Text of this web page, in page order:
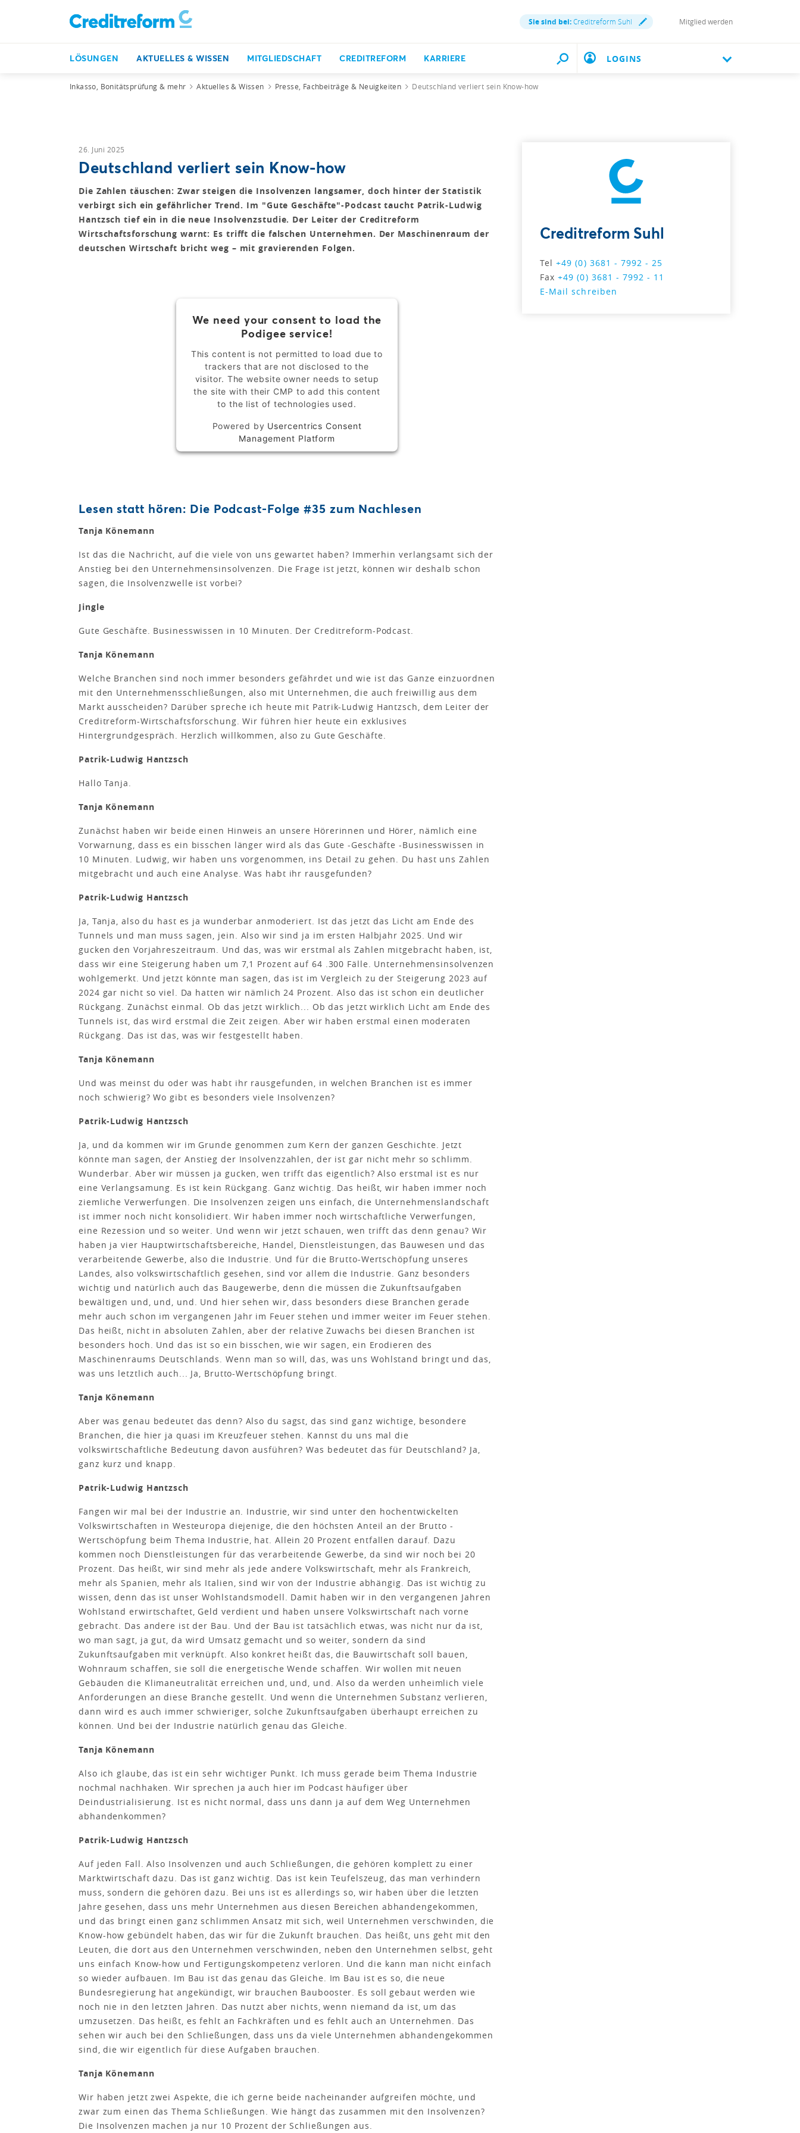
Sie sind bei:Creditreform Suhl Mitglied werden
LÖSUNGEN AKTUELLES & WISSEN MITGLIEDSCHAFT CREDITREFORM KARRIERE LOGINS
Inkasso, Bonitätsprüfung & mehr Aktuelles & Wissen Presse, Fachbeiträge & Neuigkeiten Deutschland verliert sein Know-how
26. Juni 2025
Deutschland verliert sein Know-how
Die Zahlen täuschen: Zwar steigen die Insolvenzen langsamer, doch hinter der Statistik
verbirgt sich ein gefährlicher Trend. Im "Gute Geschäfte"-Podcast taucht Patrik-Ludwig
Hantzsch tief ein in die neue Insolvenzstudie. Der Leiter der Creditreform
Wirtschaftsforschung warnt: Es trifft die falschen Unternehmen. Der Maschinenraum der
deutschen Wirtschaft bricht weg – mit gravierenden Folgen.
We need your consent to load the
Podigee service!
This content is not permitted to load due to
trackers that are not disclosed to the
visitor. The website owner needs to setup
the site with their CMP to add this content
to the list of technologies used.
Powered by Usercentrics Consent
Management Platform
Lesen statt hören: Die Podcast-Folge #35 zum Nachlesen
Tanja Könemann
Ist das die Nachricht, auf die viele von uns gewartet haben? Immerhin verlangsamt sich der
Anstieg bei den Unternehmensinsolvenzen. Die Frage ist jetzt, können wir deshalb schon
sagen, die Insolvenzwelle ist vorbei?
Jingle
Gute Geschäfte. Businesswissen in 10 Minuten. Der Creditreform-Podcast.
Tanja Könemann
Welche Branchen sind noch immer besonders gefährdet und wie ist das Ganze einzuordnen
mit den Unternehmensschließungen, also mit Unternehmen, die auch freiwillig aus dem
Markt ausscheiden? Darüber spreche ich heute mit Patrik-Ludwig Hantzsch, dem Leiter der
Creditreform-Wirtschaftsforschung. Wir führen hier heute ein exklusives
Hintergrundgespräch. Herzlich willkommen, also zu Gute Geschäfte.
Patrik-Ludwig Hantzsch
Hallo Tanja.
Tanja Könemann
Zunächst haben wir beide einen Hinweis an unsere Hörerinnen und Hörer, nämlich eine
Vorwarnung, dass es ein bisschen länger wird als das Gute -Geschäfte -Businesswissen in
10 Minuten. Ludwig, wir haben uns vorgenommen, ins Detail zu gehen. Du hast uns Zahlen
mitgebracht und auch eine Analyse. Was habt ihr rausgefunden?
Patrik-Ludwig Hantzsch
Ja, Tanja, also du hast es ja wunderbar anmoderiert. Ist das jetzt das Licht am Ende des
Tunnels und man muss sagen, jein. Also wir sind ja im ersten Halbjahr 2025. Und wir
gucken den Vorjahreszeitraum. Und das, was wir erstmal als Zahlen mitgebracht haben, ist,
dass wir eine Steigerung haben um 7,1 Prozent auf 64 .300 Fälle. Unternehmensinsolvenzen
wohlgemerkt. Und jetzt könnte man sagen, das ist im Vergleich zu der Steigerung 2023 auf
2024 gar nicht so viel. Da hatten wir nämlich 24 Prozent. Also das ist schon ein deutlicher
Rückgang. Zunächst einmal. Ob das jetzt wirklich... Ob das jetzt wirklich Licht am Ende des
Tunnels ist, das wird erstmal die Zeit zeigen. Aber wir haben erstmal einen moderaten
Rückgang. Das ist das, was wir festgestellt haben.
Tanja Könemann
Und was meinst du oder was habt ihr rausgefunden, in welchen Branchen ist es immer
noch schwierig? Wo gibt es besonders viele Insolvenzen?
Patrik-Ludwig Hantzsch
Ja, und da kommen wir im Grunde genommen zum Kern der ganzen Geschichte. Jetzt
könnte man sagen, der Anstieg der Insolvenzzahlen, der ist gar nicht mehr so schlimm.
Wunderbar. Aber wir müssen ja gucken, wen trifft das eigentlich? Also erstmal ist es nur
eine Verlangsamung. Es ist kein Rückgang. Ganz wichtig. Das heißt, wir haben immer noch
ziemliche Verwerfungen. Die Insolvenzen zeigen uns einfach, die Unternehmenslandschaft
ist immer noch nicht konsolidiert. Wir haben immer noch wirtschaftliche Verwerfungen,
eine Rezession und so weiter. Und wenn wir jetzt schauen, wen trifft das denn genau? Wir
haben ja vier Hauptwirtschaftsbereiche, Handel, Dienstleistungen, das Bauwesen und das
verarbeitende Gewerbe, also die Industrie. Und für die Brutto-Wertschöpfung unseres
Landes, also volkswirtschaftlich gesehen, sind vor allem die Industrie. Ganz besonders
wichtig und natürlich auch das Baugewerbe, denn die müssen die Zukunftsaufgaben
bewältigen und, und, und. Und hier sehen wir, dass besonders diese Branchen gerade
mehr auch schon im vergangenen Jahr im Feuer stehen und immer weiter im Feuer stehen.
Das heißt, nicht in absoluten Zahlen, aber der relative Zuwachs bei diesen Branchen ist
besonders hoch. Und das ist so ein bisschen, wie wir sagen, ein Erodieren des
Maschinenraums Deutschlands. Wenn man so will, das, was uns Wohlstand bringt und das,
was uns letztlich auch... Ja, Brutto-Wertschöpfung bringt.
Tanja Könemann
Aber was genau bedeutet das denn? Also du sagst, das sind ganz wichtige, besondere
Branchen, die hier ja quasi im Kreuzfeuer stehen. Kannst du uns mal die
volkswirtschaftliche Bedeutung davon ausführen? Was bedeutet das für Deutschland? Ja,
ganz kurz und knapp.
Patrik-Ludwig Hantzsch
Fangen wir mal bei der Industrie an. Industrie, wir sind unter den hochentwickelten
Volkswirtschaften in Westeuropa diejenige, die den höchsten Anteil an der Brutto -
Wertschöpfung beim Thema Industrie, hat. Allein 20 Prozent entfallen darauf. Dazu
kommen noch Dienstleistungen für das verarbeitende Gewerbe, da sind wir noch bei 20
Prozent. Das heißt, wir sind mehr als jede andere Volkswirtschaft, mehr als Frankreich,
mehr als Spanien, mehr als Italien, sind wir von der Industrie abhängig. Das ist wichtig zu
wissen, denn das ist unser Wohlstandsmodell. Damit haben wir in den vergangenen Jahren
Wohlstand erwirtschaftet, Geld verdient und haben unsere Volkswirtschaft nach vorne
gebracht. Das andere ist der Bau. Und der Bau ist tatsächlich etwas, was nicht nur da ist,
wo man sagt, ja gut, da wird Umsatz gemacht und so weiter, sondern da sind
Zukunftsaufgaben mit verknüpft. Also konkret heißt das, die Bauwirtschaft soll bauen,
Wohnraum schaffen, sie soll die energetische Wende schaffen. Wir wollen mit neuen
Gebäuden die Klimaneutralität erreichen und, und, und. Also da werden unheimlich viele
Anforderungen an diese Branche gestellt. Und wenn die Unternehmen Substanz verlieren,
dann wird es auch immer schwieriger, solche Zukunftsaufgaben überhaupt erreichen zu
können. Und bei der Industrie natürlich genau das Gleiche.
Tanja Könemann
Also ich glaube, das ist ein sehr wichtiger Punkt. Ich muss gerade beim Thema Industrie
nochmal nachhaken. Wir sprechen ja auch hier im Podcast häufiger über
Deindustrialisierung. Ist es nicht normal, dass uns dann ja auf dem Weg Unternehmen
abhandenkommen?
Patrik-Ludwig Hantzsch
Auf jeden Fall. Also Insolvenzen und auch Schließungen, die gehören komplett zu einer
Marktwirtschaft dazu. Das ist ganz wichtig. Das ist kein Teufelszeug, das man verhindern
muss, sondern die gehören dazu. Bei uns ist es allerdings so, wir haben über die letzten
Jahre gesehen, dass uns mehr Unternehmen aus diesen Bereichen abhandengekommen,
und das bringt einen ganz schlimmen Ansatz mit sich, weil Unternehmen verschwinden, die
Know-how gebündelt haben, das wir für die Zukunft brauchen. Das heißt, uns geht mit den
Leuten, die dort aus den Unternehmen verschwinden, neben den Unternehmen selbst, geht
uns einfach Know-how und Fertigungskompetenz verloren. Und die kann man nicht einfach
so wieder aufbauen. Im Bau ist das genau das Gleiche. Im Bau ist es so, die neue
Bundesregierung hat angekündigt, wir brauchen Baubooster. Es soll gebaut werden wie
noch nie in den letzten Jahren. Das nutzt aber nichts, wenn niemand da ist, um das
umzusetzen. Das heißt, es fehlt an Fachkräften und es fehlt auch an Unternehmen. Das
sehen wir auch bei den Schließungen, dass uns da viele Unternehmen abhandengekommen
sind, die wir eigentlich für diese Aufgaben brauchen.
Tanja Könemann
Wir haben jetzt zwei Aspekte, die ich gerne beide nacheinander aufgreifen möchte, und
zwar zum einen das Thema Schließungen. Wie hängt das zusammen mit den Insolvenzen?
Die Insolvenzen machen ja nur 10 Prozent der Schließungen aus.
Creditreform Suhl
Tel+49 (0) 3681 - 7992 - 25
Fax+49 (0) 3681 - 7992 - 11
E-Mail schreiben